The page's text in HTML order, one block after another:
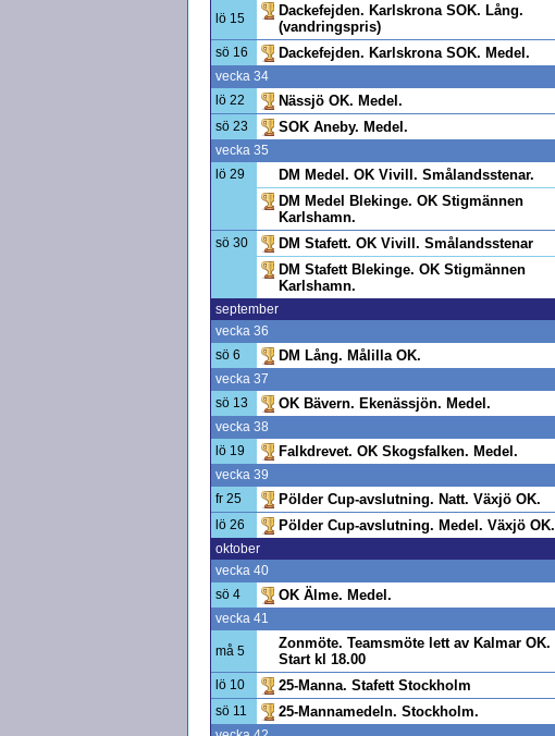
lö 15
Dackefejden. Karlskrona SOK. Lång.
(vandringspris)
sö 16 Dackefejden. Karlskrona SOK. Medel.
vecka 34
lö 22
Nässjö OK. Medel.
sö 23 SOK Aneby. Medel.
vecka 35
lö 29
DM Medel. OK Vivill. Smålandsstenar.
DM Medel Blekinge. OK Stigmännen
Karlshamn.
sö 30
DM Stafett. OK Vivill. Smålandsstenar
DM Stafett Blekinge. OK Stigmännen
Karlshamn.
september
vecka 36
sö 6
DM Lång. Målilla OK.
vecka 37
sö 13
OK Bävern. Ekenässjön. Medel.
vecka 38
lö 19
Falkdrevet. OK Skogsfalken. Medel.
vecka 39
fr 25
Pölder Cup-avslutning. Natt. Växjö OK.
lö 26 Pölder Cup-avslutning. Medel. Växjö OK.
oktober
vecka 40
sö 4
OK Älme. Medel.
vecka 41
må 5
Zonmöte. Teamsmöte lett av Kalmar OK.
Start kl 18.00
lö 10 25-Manna. Stafett Stockholm
sö 11 25-Mannamedeln. Stockholm.